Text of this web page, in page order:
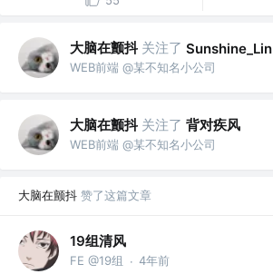
大脑在颤抖 关注了 Sunshine_Lin
WEB前端 @某不知名小公司
大脑在颤抖 关注了 背对疾风
WEB前端 @某不知名小公司
大脑在颤抖 赞了这篇文章
19组清风
FE @19组 · 4年前